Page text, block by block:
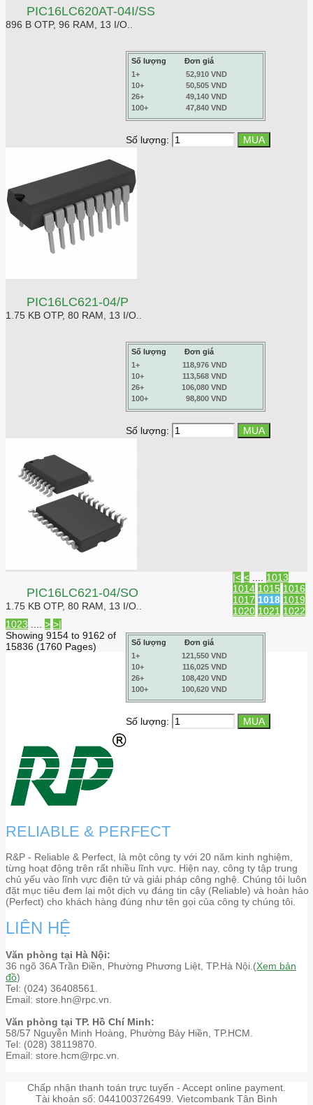
PIC16LC620AT-04I/SS
896 B OTP, 96 RAM, 13 I/O..
Số lượng
Đơn giá
1+
52,910 VND
10+
50,505 VND
26+
49,140 VND
100+
47,840 VND
Số lượng:
PIC16LC621-04/P
1.75 KB OTP, 80 RAM, 13 I/O..
Số lượng
Đơn giá
1+
118,976 VND
10+
113,568 VND
26+
106,080 VND
100+
98,800 VND
Số lượng:
PIC16LC621-04/SO
1.75 KB OTP, 80 RAM, 13 I/O..
Số lượng
Đơn giá
1+
121,550 VND
10+
116,025 VND
26+
108,420 VND
100+
100,620 VND
Số lượng:
|< <
1013
1014 1015 1016
1017 1018 1019
1020 1021 1022
1023
> >|
Showing 9154 to 9162 of
15836 (1760 Pages)
RELIABLE & PERFECT
R&P - Reliable & Perfect, là một công ty với 20 năm kinh nghiệm,
từng hoạt động trên rất nhiều lĩnh vực. Hiện nay, công ty tập trung
chủ yếu vào lĩnh vực điện tử và giải pháp công nghệ. Chúng tôi luôn
đặt mục tiêu đem lại một dịch vụ đáng tin cậy (Reliable) và hoàn hảo
(Perfect) cho khách hàng đúng như tên gọi của công ty chúng tôi.
LIÊN HỆ
Văn phòng tại Hà Nội:
36 ngõ 36A Trần Điền, Phường Phương Liệt, TP.Hà Nội.(Xem bản
đồ)
Tel: (024) 36408561.
Email: store.hn@rpc.vn.
Văn phòng tại TP. Hồ Chí Minh:
58/57 Nguyễn Minh Hoàng, Phường Bảy Hiền, TP.HCM.
Tel: (028) 38119870.
Email: store.hcm@rpc.vn.
Chấp nhận thanh toán trực tuyến - Accept online payment.
Tài khoản số: 0441003726499. Vietcombank Tân Bình